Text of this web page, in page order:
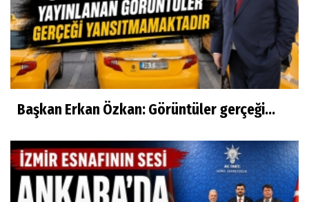
Başkan Erkan Özkan: Görüntüler gerçeği...